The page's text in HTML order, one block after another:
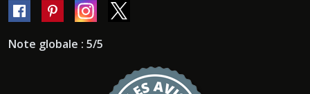
Note globale : 5/5